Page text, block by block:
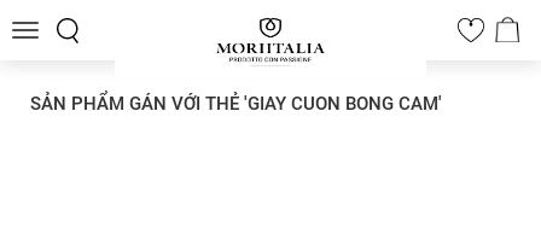
Toggle
0
SẢN PHẨM GÁN VỚI THẺ 'GIAY CUON BONG CAM'